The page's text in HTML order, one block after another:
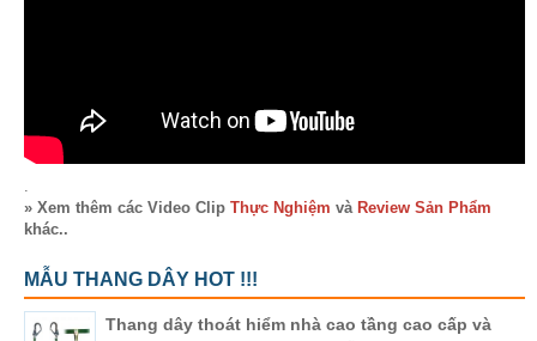
.
» Xem thêm các Video Clip Thực Nghiệm và Review Sản Phẩm
khác..
MẪU THANG DÂY HOT !!!
Thang dây thoát hiểm nhà cao tầng cao cấp và